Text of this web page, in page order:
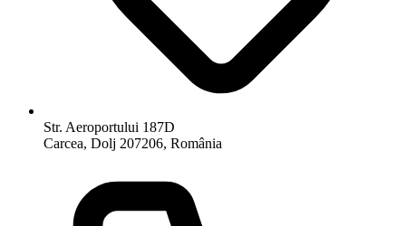
Str. Aeroportului 187D
Carcea, Dolj 207206, România